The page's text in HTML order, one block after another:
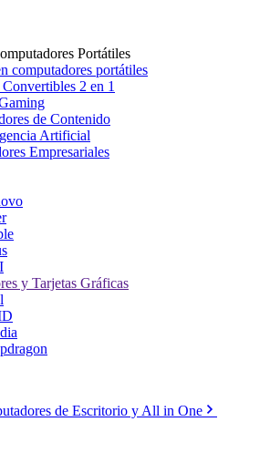
Portátiles
computadores portátiles
2 en 1
de Contenido
Artificial
Empresariales
y Tarjetas Gráficas
de Escritorio y All in One